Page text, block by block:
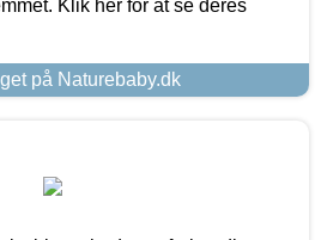
Klik her for at se deres
på Naturebaby.dk